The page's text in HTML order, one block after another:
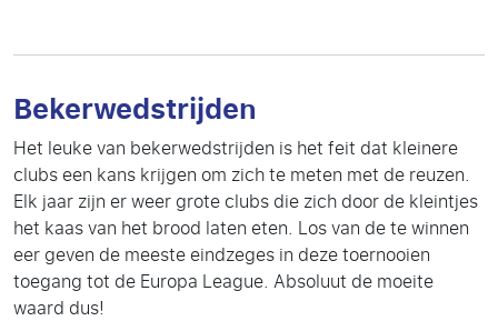
Bekerwedstrijden
Het leuke van bekerwedstrijden is het feit dat kleinere
clubs een kans krijgen om zich te meten met de reuzen.
Elk jaar zijn er weer grote clubs die zich door de kleintjes
het kaas van het brood laten eten. Los van de te winnen
eer geven de meeste eindzeges in deze toernooien
toegang tot de Europa League. Absoluut de moeite
waard dus!